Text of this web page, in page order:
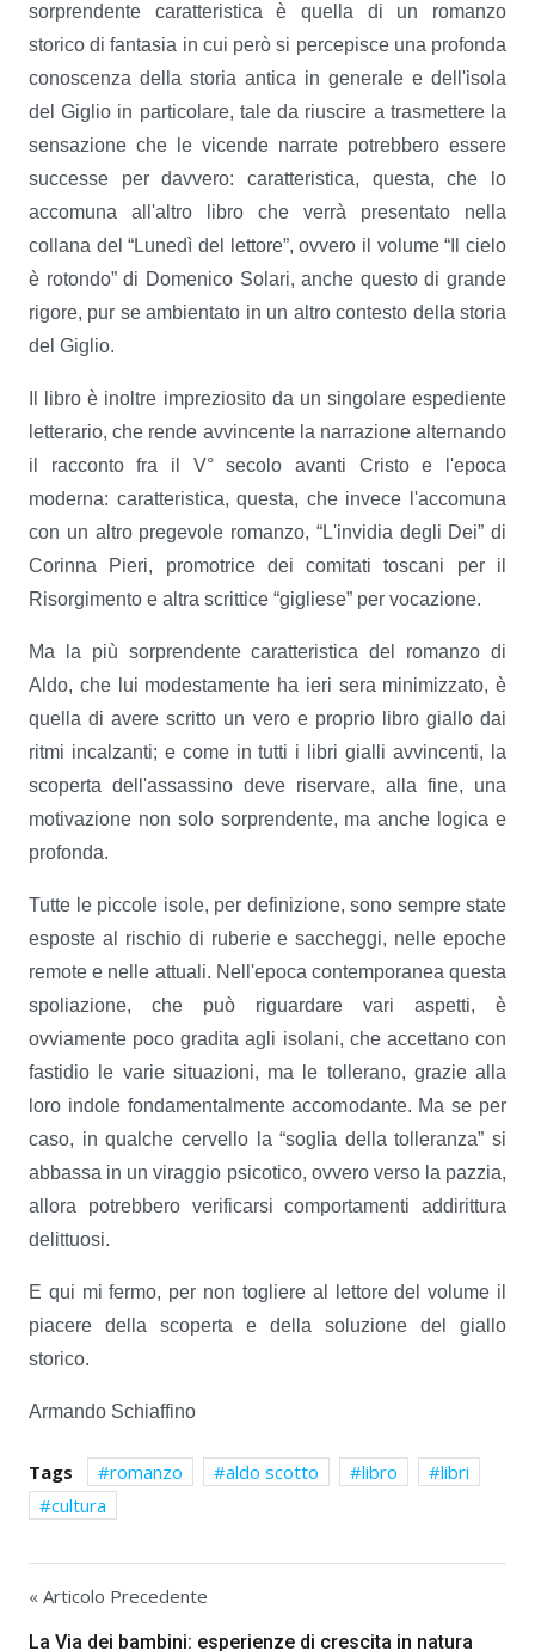
sorprendente caratteristica è quella di un romanzo
storico di fantasia in cui però si percepisce una profonda
conoscenza della storia antica in generale e dell'isola
del Giglio in particolare, tale da riuscire a trasmettere la
sensazione che le vicende narrate potrebbero essere
successe per davvero: caratteristica, questa, che lo
accomuna all'altro libro che verrà presentato nella
collana del “Lunedì del lettore”, ovvero il volume “Il cielo
è rotondo” di Domenico Solari, anche questo di grande
rigore, pur se ambientato in un altro contesto della storia
del Giglio.
Il libro è inoltre impreziosito da un singolare espediente
letterario, che rende avvincente la narrazione alternando
il racconto fra il V° secolo avanti Cristo e l'epoca
moderna: caratteristica, questa, che invece l'accomuna
con un altro pregevole romanzo, “L'invidia degli Dei” di
Corinna Pieri, promotrice dei comitati toscani per il
Risorgimento e altra scrittice “gigliese” per vocazione.
Ma la più sorprendente caratteristica del romanzo di
Aldo, che lui modestamente ha ieri sera minimizzato, è
quella di avere scritto un vero e proprio libro giallo dai
ritmi incalzanti; e come in tutti i libri gialli avvincenti, la
scoperta dell'assassino deve riservare, alla fine, una
motivazione non solo sorprendente, ma anche logica e
profonda.
Tutte le piccole isole, per definizione, sono sempre state
esposte al rischio di ruberie e saccheggi, nelle epoche
remote e nelle attuali. Nell'epoca contemporanea questa
spoliazione, che può riguardare vari aspetti, è
ovviamente poco gradita agli isolani, che accettano con
fastidio le varie situazioni, ma le tollerano, grazie alla
loro indole fondamentalmente accomodante. Ma se per
caso, in qualche cervello la “soglia della tolleranza” si
abbassa in un viraggio psicotico, ovvero verso la pazzia,
allora potrebbero verificarsi comportamenti addirittura
delittuosi.
E qui mi fermo, per non togliere al lettore del volume il
piacere della scoperta e della soluzione del giallo
storico.
Armando Schiaffino
Tags romanzo aldo scotto libro
libri
cultura
« Articolo Precedente
La Via dei bambini: esperienze di crescita in natura